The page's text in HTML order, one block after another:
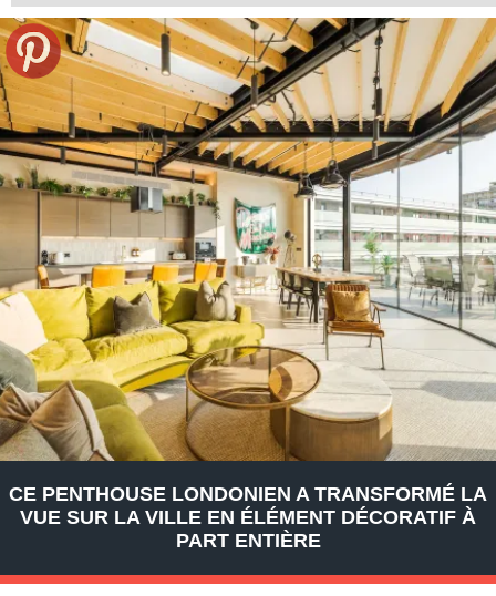
CE PENTHOUSE LONDONIEN A TRANSFORMÉ LA
VUE SUR LA VILLE EN ÉLÉMENT DÉCORATIF À
PART ENTIÈRE